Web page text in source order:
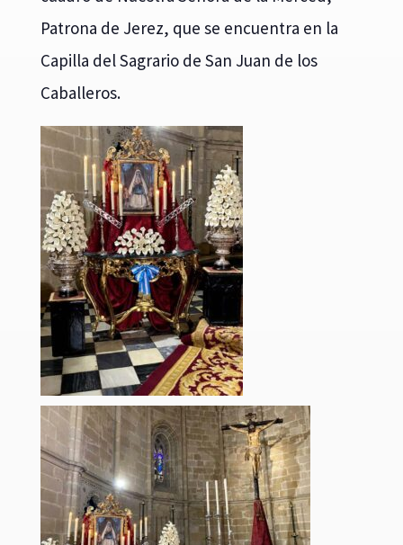
Patrona de Jerez, que se encuentra en la
Capilla del Sagrario de San Juan de los
Caballeros.